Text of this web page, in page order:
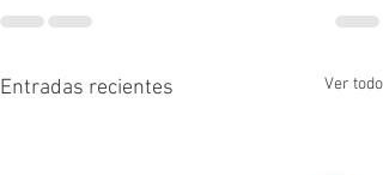
Entradas recientes Ver todo